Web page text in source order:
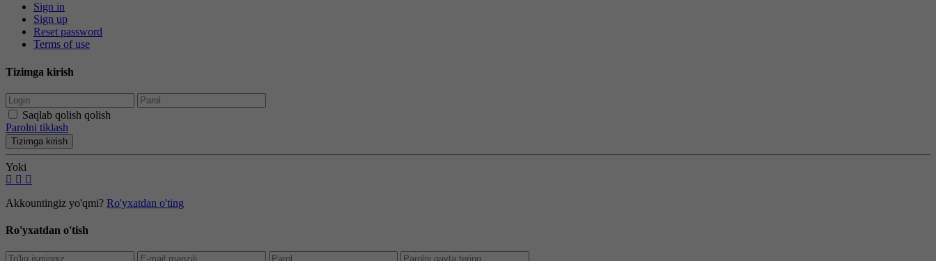
Sign in
Sign up
Reset password
Terms of use
Tizimga kirish
Saqlab qolish qolish
Parolni tiklash
Tizimga kirish
Yoki
Akkountingiz yo'qmi? Ro'yxatdan o'ting
Ro'yxatdan o'tish